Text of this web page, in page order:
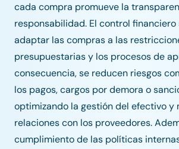
cada compra promueve la
responsabilidad. El control
adaptar las compras a las
presupuestarias y los procesos de
consecuencia, se reducen riesgos
los pagos, cargos por demora o
optimizando la gestión del efectivo y
relaciones con los proveedores.
cumplimiento de las políticas